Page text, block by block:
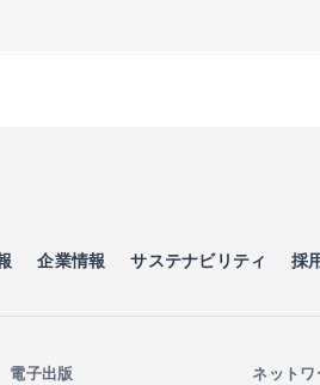
企業情報 サステナビリティ 採
電子出版 ネットワ